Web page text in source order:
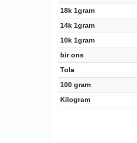
18k 1gram
14k 1gram
10k 1gram
bir ons
Tola
100 gram
Kilogram